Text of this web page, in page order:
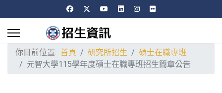
你目前位置: 首頁 研究所招生
碩士在職專班
元智大學115學年度碩士在職專班招生簡章公告